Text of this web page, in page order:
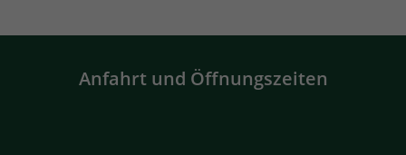
Anfahrt und Öffnungszeiten